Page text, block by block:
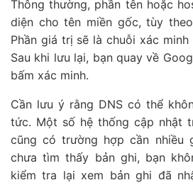
Thông thường, phần tên hoặc
diện cho tên miền gốc, tùy
Phần giá trị sẽ là chuỗi xác
Sau khi lưu lại, bạn quay về
bấm xác minh.
Cần lưu ý rằng DNS có thể
tức. Một số hệ thống cập nhật
cũng có trường hợp cần nhiều
chưa tìm thấy bản ghi, bạn
kiểm tra lại xem bản ghi đã